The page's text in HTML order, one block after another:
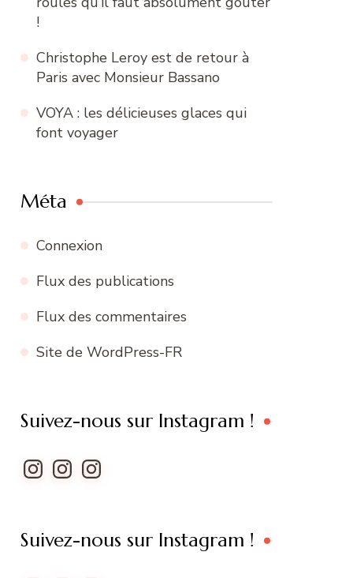
!
Christophe Leroy est de retour à
Paris avec Monsieur Bassano
VOYA : les délicieuses glaces qui
font voyager
Méta
Connexion
Flux des publications
Flux des commentaires
Site de WordPress-FR
Suivez-nous sur Instagram !
Instagram
InstagramInstagram
Suivez-nous sur Instagram !